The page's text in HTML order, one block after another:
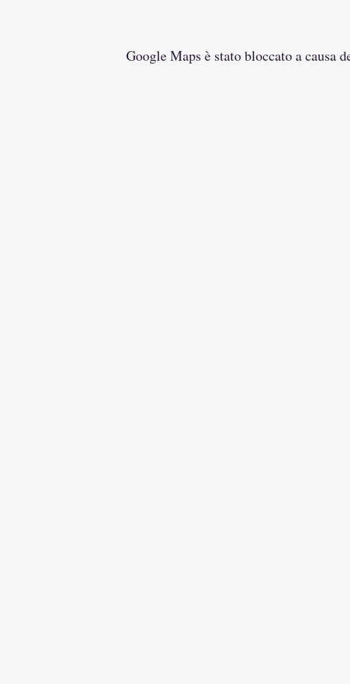
Google Maps è stato bloccato a